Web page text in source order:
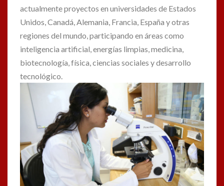
actualmente proyectos en universidades de Estados
Unidos, Canadá, Alemania, Francia, España y otras
regiones del mundo, participando en áreas como
inteligencia artificial, energías limpias, medicina,
biotecnología, física, ciencias sociales y desarrollo
tecnológico.